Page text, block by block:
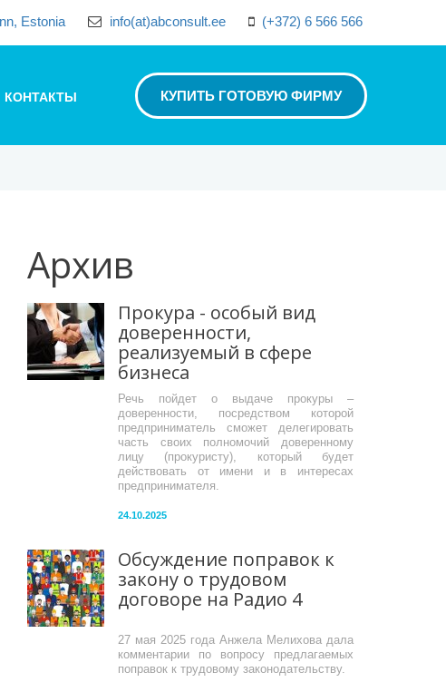
(+372) 6 566 566
info(at)abconsult.ee
Estonia
КОНТАКТЫ КУПИТЬ ГОТОВУЮ ФИРМУ
Архив
Прокура - особый вид
доверенности,
реализуемый в сфере
бизнеса
Речь пойдет о выдаче прокуры –
доверенности, посредством которой
предприниматель сможет делегировать
часть своих полномочий доверенному
лицу (прокуристу), который будет
действовать от имени и в интересах
предпринимателя.
24.10.2025
Обсуждение поправок к
закону о трудовом
договоре на Радио 4
27 мая 2025 года Анжела Мелихова дала
комментарии по вопросу предлагаемых
поправок к трудовому законодательству.